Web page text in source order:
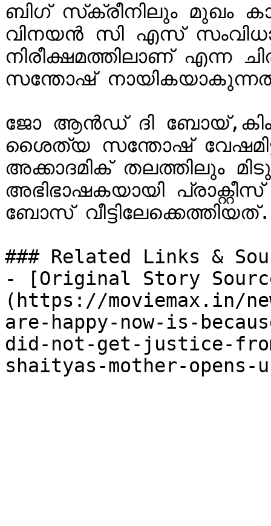
ബിഗ് സ്‍ക്രീനിലും മുഖം
വിനയന്‍ സി എസ്
നിരീക്ഷമത്തിലാണ് എന്ന
സന്തോഷ്
ജോ ആന്‍ഡ് ദി
ശൈത്യ സന്തോഷ്
അക്കാദമിക് തലത്തിലും
അഭിഭാഷകയായി
ബോസ് വീട്ടിലേക്കെത്തിയത്.
### Related Links &
- [Original Story
(https://moviemax.in/
are-happy-now-is-
did-not-get-justice-
shaityas-mother-opens-